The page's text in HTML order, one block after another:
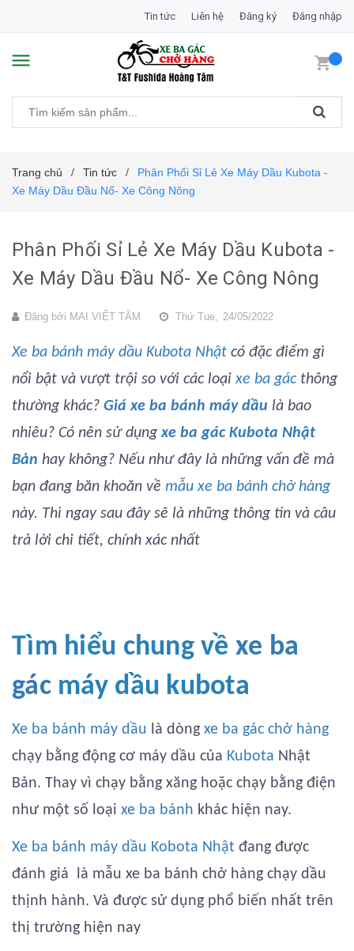
Tin tức Liên hệ Đăng ký Đăng nhập
Trang chủ / Tin tức /
Phân Phối Sỉ Lẻ Xe Máy Dầu Kubota -
Xe Máy Dầu Đầu Nổ- Xe Công Nông
Phân Phối Sỉ Lẻ Xe Máy Dầu Kubota -
Xe Máy Dầu Đầu Nổ- Xe Công Nông
Đăng bởi MAI VIẾT TÂM Thứ Tue, 24/05/2022
Xe ba bánh máy dầu Kubota Nhật có đặc điểm gì
nổi bật và vượt trội so với các loạixe ba gác thông
thường khác? Giá xe ba bánh máy dầu là bao
nhiêu? Có nên sử dụngxe ba gác Kubota Nhật
Bản hay không? Nếu như đây là những vấn đề mà
bạn đang băn khoăn về mẫu xe ba bánh chở hàng
này. Thì ngay sau đây sẽ là những thông tin và câu
trả lời chi tiết, chính xác nhất
Tìm hiểu chung vềxe ba
gác máy dầu kubota
Xe ba bánh máy dầu là dòng xe ba gác chở hàng
chạy bằng động cơ máy dầu của Kubota Nhật
Bản. Thay vì chạy bằng xăng hoặc chạy bằng điện
như một số loại xe ba bánh khác hiện nay.
Xe ba bánh máy dầu Kobota Nhật đang được
đánh giá là mẫu xe ba bánh chở hàng chạy dầu
thịnh hành. Và được sử dụng phổ biến nhất trên
thị trường hiện nay